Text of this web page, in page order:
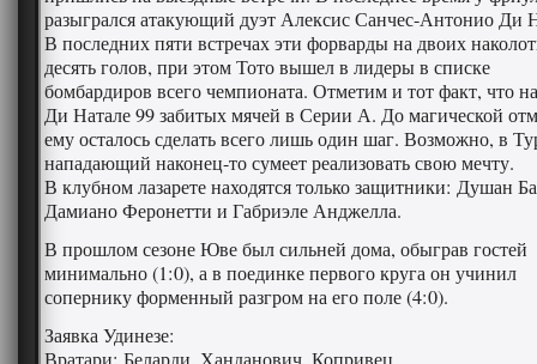
разыгрался атакующий дуэт Алексис Санчес-Антонио Ди
В последних пяти встречах эти форварды на двоих
десять голов, при этом Тото вышел в лидеры в списке
бомбардиров всего чемпионата. Отметим и тот факт, что
Ди Натале 99 забитых мячей в Серии А. До магической
ему осталось сделать всего лишь один шаг. Возможно, в
нападающий наконец-то сумеет реализовать свою мечту.
В клубном лазарете находятся только защитники: Душан
Дамиано Феронетти и Габриэле Анджелла.
В прошлом сезоне Юве был сильней дома, обыграв гостей
минимально (1:0), а в поединке первого круга он учинил
сопернику форменный разгром на его поле (4:0).
Заявка Удинезе: